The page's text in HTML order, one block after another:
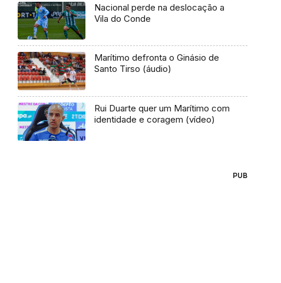
Nacional perde na deslocação a
Vila do Conde
Marítimo defronta o Ginásio de
Santo Tirso (áudio)
Rui Duarte quer um Marítimo com
identidade e coragem (vídeo)
PUB